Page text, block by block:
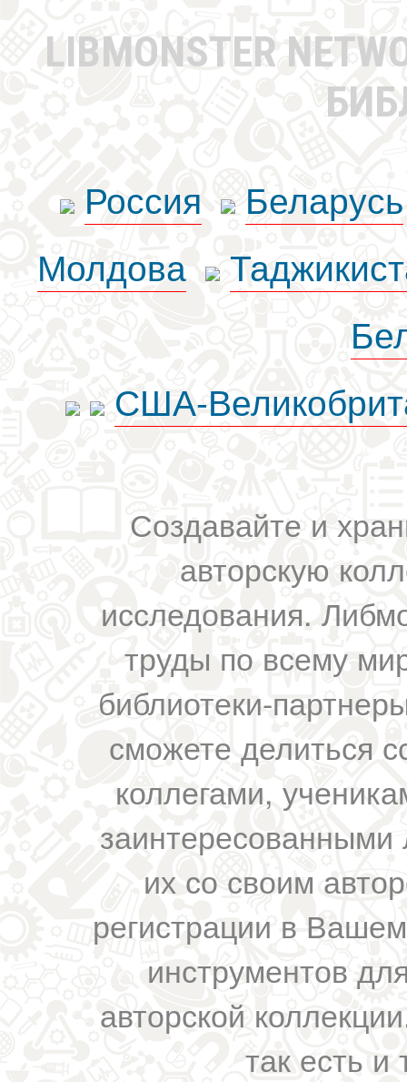
LIBMONSTER
Россия
Беларусь
Молдова
США-
Создавайте и
авторскую
исследования.
труды по всему
библиотеки-
сможете делиться
коллегами,
их со своим
регистрации в
инструментов
авторской
так есть и